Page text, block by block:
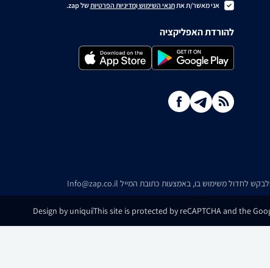
אני מאשר/ת אתתנאי השימושומדיניות הפרטיותשל zap.
להורדת האפליקציה
לחדול משימוש בו, באמצעות כתובת המייל Info@zap.co.il
This site is protected by reCAPTCHA and the
Design by uniqui